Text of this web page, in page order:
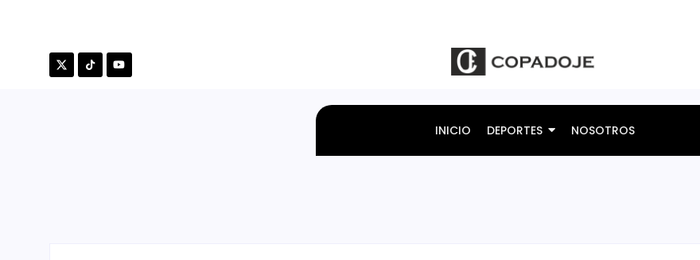
INICIO DEPORTES NOSOTROS